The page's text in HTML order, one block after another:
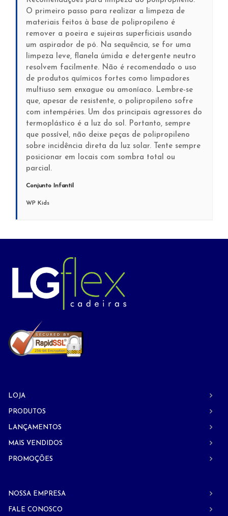
O primeiro passo para realizar a limpeza de
materiais feitos à base de polipropileno é
remover a poeira e sujeiras superficiais usando
um aspirador de pó. Na sequência, se for uma
limpeza leve, flanela úmida e detergente neutro
resolvem facilmente. Não é recomendado o uso
de produtos químicos fortes como limpadores
multiuso sem enxague ou amoníaco. Lembre-se
que, apesar de resistente, o polipropileno sofre
com intempéries. Um dos principais agressores do
termoplástico é a luz do sol. Portanto, sempre
que possível, não deixe peças de polipropileno
sobre incidência direta da luz solar. Tente sempre
posicionar em locais com sombra total ou
parcial.
Conjunto Infantil
WP Kids
LOJA
PRODUTOS
LANÇAMENTOS
MAIS VENDIDOS
PROMOÇÕES
NOSSA EMPRESA
FALE CONOSCO